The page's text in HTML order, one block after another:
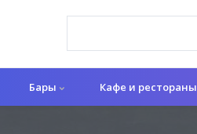
Бары Кафе и рестораны